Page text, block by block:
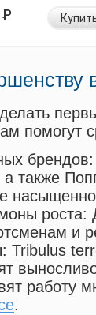
Р
помогут
брендов:
также
роста:
и
Tribulus
работу
.